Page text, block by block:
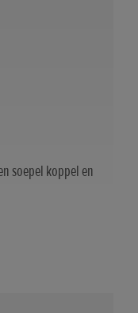
soepel koppel en